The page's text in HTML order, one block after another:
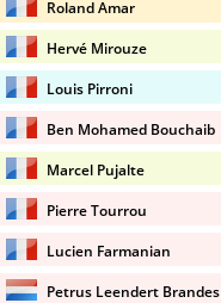
Roland Amar
Hervé Mirouze
Louis Pirroni
Ben Mohamed Bouchaib
Marcel Pujalte
Pierre Tourrou
Lucien Farmanian
Petrus Leendert Brandes